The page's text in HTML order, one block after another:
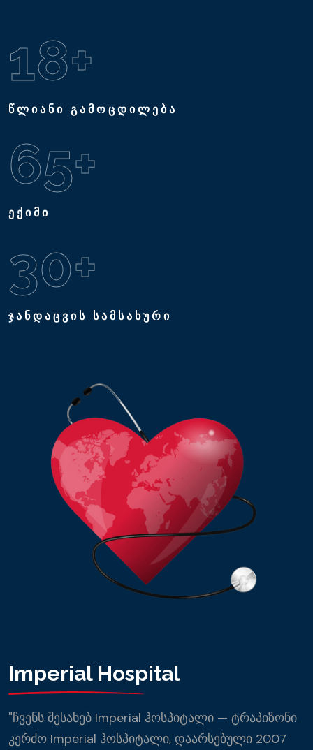
18+
წლიანი გამოცდილება
65+
ექიმი
30+
ჯანდაცვის სამსახური
Imperial Hospital
"ჩვენს შესახებ Imperial ჰოსპიტალი — ტრაპიზონი
კერძო Imperial ჰოსპიტალი, დაარსებული 2007